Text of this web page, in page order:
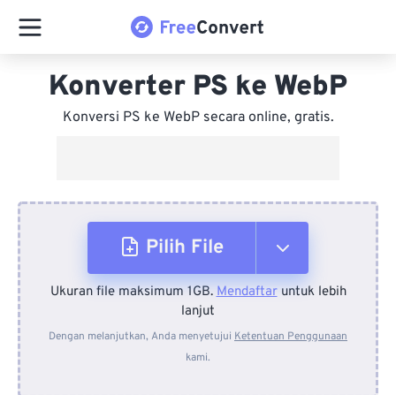
Konverter PS ke WebP
Konversi PS ke WebP secara online, gratis.
Pilih File
Dari Perangkat
Dari Dropbox
Ukuran file maksimum 1GB.Mendaftaruntuk lebih
lanjut
Dengan melanjutkan, Anda menyetujui Ketentuan Penggunaan
kami.